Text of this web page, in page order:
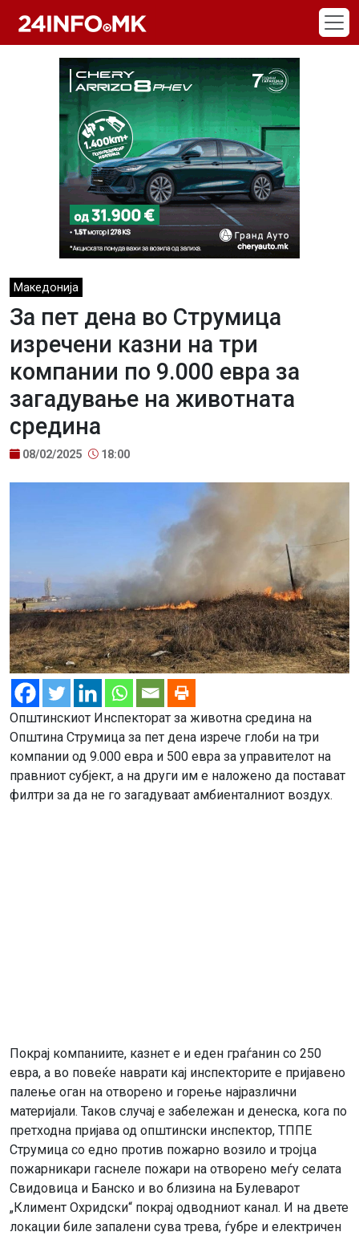
Македонија
За пет дена во Струмица
изречени казни на три
компании по 9.000 евра за
загадување на животната
средина
08/02/2025 18:00
Општинскиот Инспекторат за животна средина на
Општина Струмица за пет дена изрече глоби на три
компании од 9.000 евра и 500 евра за управителот на
правниот субјект, а на други им е наложено да постават
филтри за да не го загадуваат амбиенталниот воздух.
Покрај компаниите, казнет е и еден граѓанин со 250
евра, а во повеќе наврати кај инспекторите е пријавено
палење оган на отворено и горење најразлични
материјали. Таков случај е забележан и денеска, кога по
претходна пријава од општински инспектор, ТППЕ
Струмица со едно против пожарно возило и тројца
пожарникари гаснеле пожари на отворено меѓу селата
Свидовица и Банско и во близина на Булеварот
„Климент Охридски“ покрај одводниот канал. И на двете
локации биле запалени сува трева, ѓубре и електричен